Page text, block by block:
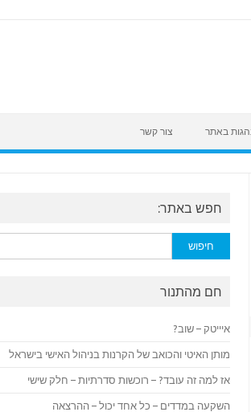
באתר צור קשר
חפש באתר:
חיפוש:
חם מהתנור
איייטק – שוב?
מותן האיטי והכואב של הקרנות בניהול האישי בישראל
אז למה זה עובד? – רוכשות סדרתיות – חלק שישי
השקעה במדדים – כל אחד יכול – ההרצאה